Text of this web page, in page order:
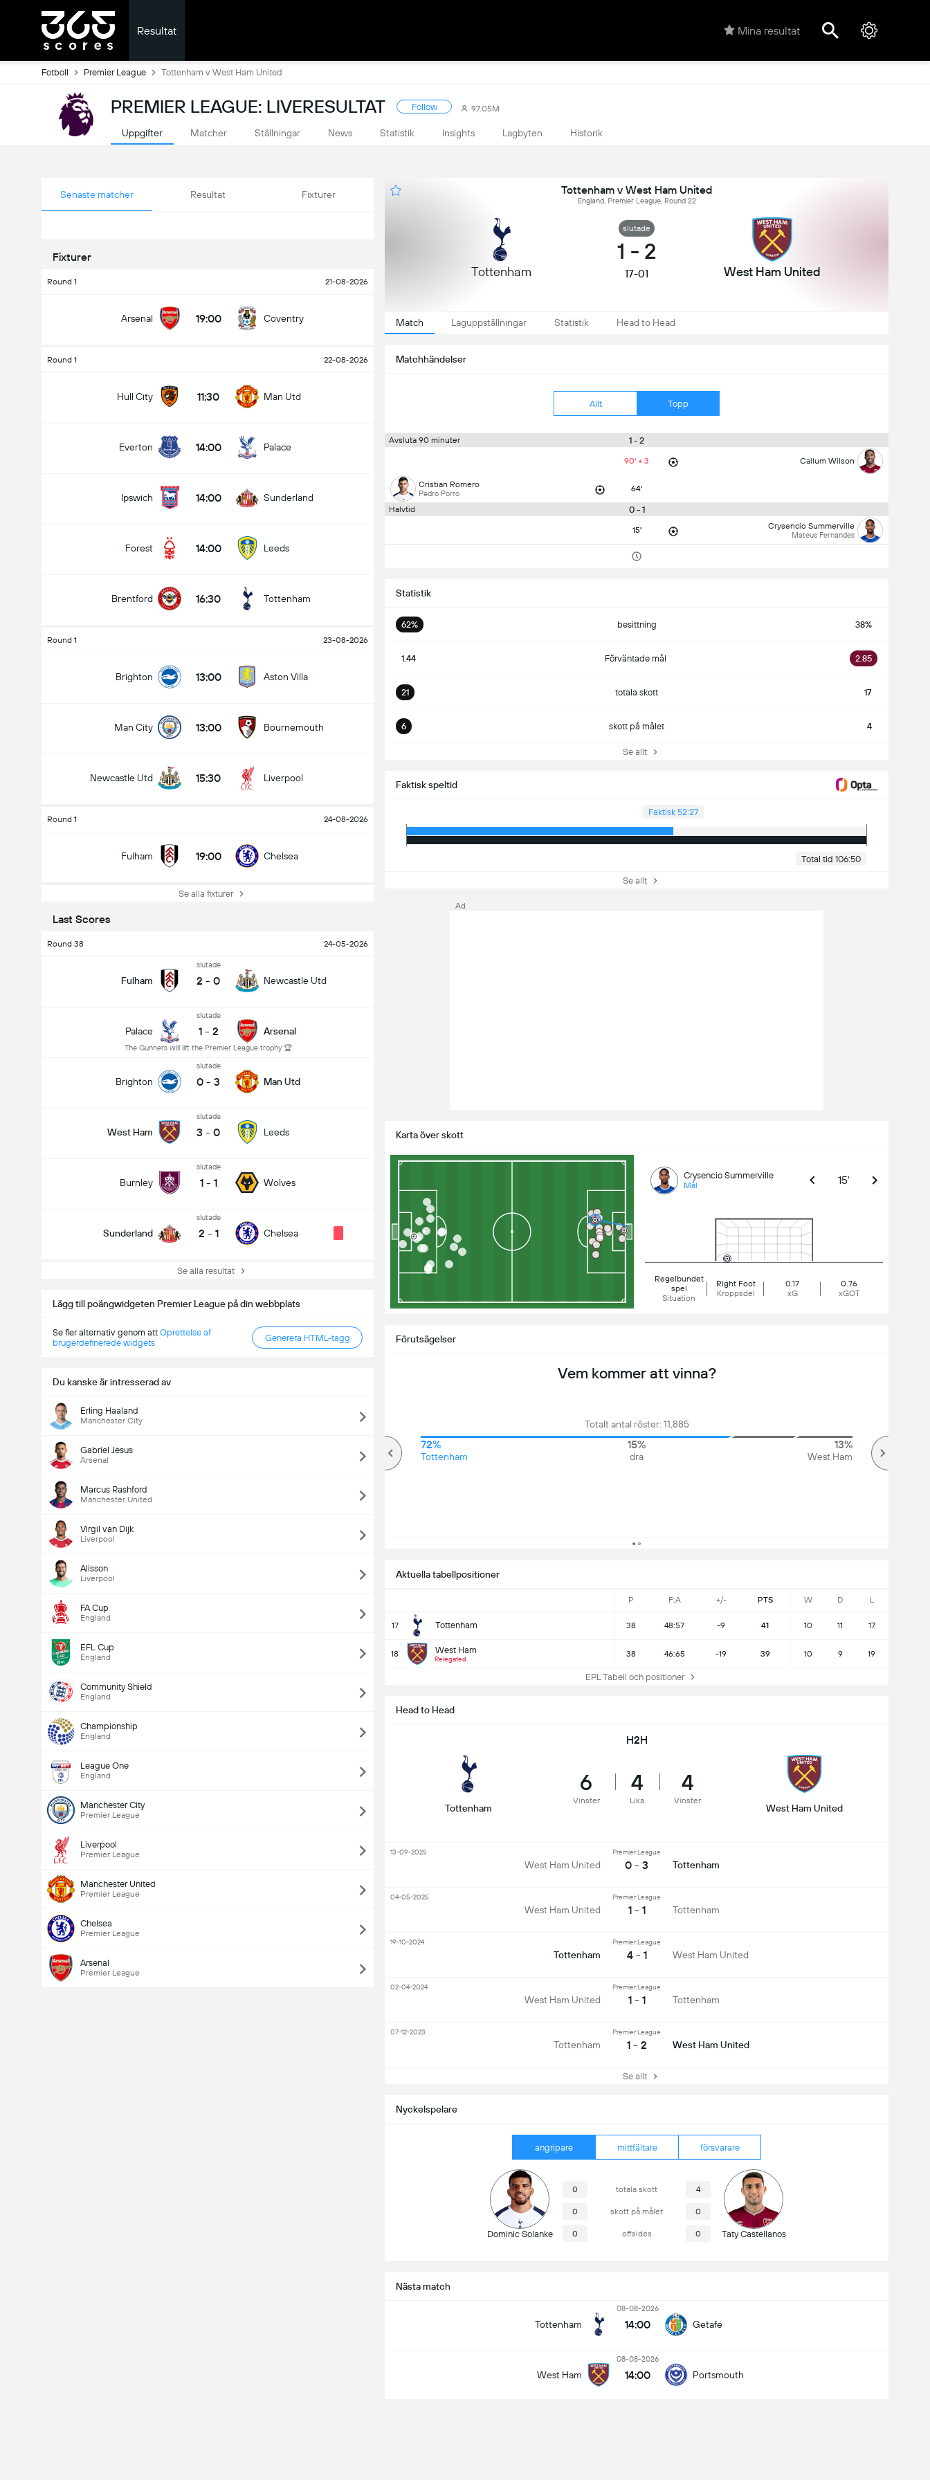
Resultat Mina resultat
Fotboll Premier League Tottenham v West Ham United
PREMIER LEAGUE: LIVERESULTAT Follow 97.05M
Uppgifter Matcher Ställningar News Statistik Insights Lagbyten Historik
Senaste matcher Resultat Fixturer
Fixturer
Round 1 21-08-2026
Arsenal 19:00 Coventry
Round 1 22-08-2026
Hull City 11:30 Man Utd
Everton 14:00 Palace
Ipswich 14:00 Sunderland
Forest 14:00 Leeds
Brentford 16:30 Tottenham
Round 1 23-08-2026
Brighton 13:00 Aston Villa
Man City 13:00 Bournemouth
Newcastle Utd 15:30 Liverpool
Round 1 24-08-2026
Fulham 19:00 Chelsea
Se alla fixturer
Last Scores
Round 38 24-05-2026
Fulham
slutade
2 - 0 Newcastle Utd
Palace
slutade
1 - 2
The Gunners will lift the Premier League trophy 🏆
Arsenal
Brighton
slutade
0 - 3 Man Utd
West Ham
slutade
3 - 0 Leeds
Burnley
slutade
1 - 1 Wolves
Sunderland
slutade
2 - 1 Chelsea
Se alla resultat
Lägg till poängwidgeten Premier League på din webbplats
Se fler alternativ genom att Oprettelse af
brugerdefinerede widgets
Generera HTML-tagg
Du kanske är intresserad av
Erling Haaland
Manchester City
Gabriel Jesus
Arsenal
Marcus Rashford
Manchester United
Virgil van Dijk
Liverpool
Alisson
Liverpool
FA Cup
England
EFL Cup
England
Community Shield
England
Championship
England
League One
England
Manchester City
Premier League
Liverpool
Premier League
Manchester United
Premier League
Chelsea
Premier League
Arsenal
Premier League
Tottenham v West Ham United
England, Premier League, Round 22
Tottenham
slutade
1 - 2
17-01 West Ham United
Match Laguppställningar Statistik Head to Head
Matchhändelser
Allt Topp
Avsluta 90 minuter 1 - 2
90' + 3 Callum Wilson
Cristian Romero
Pedro Porro 64'
Halvtid 0 - 1
15' Crysencio Summerville
Mateus Fernandes
Nästa match
Tottenham
08-08-2026
14:00 Getafe
West Ham
08-08-2026
14:00 Portsmouth
Nyckelspelare
angripare mittfältare försvarare
Dominic Solanke
0 totala skott 4
0 skott på målet 0
0 offsides 0 Taty Castellanos
Statistik
62% besittning 38%
1.44 Förväntade mål 2.85
21 totala skott 17
6 skott på målet 4
Se allt
Faktisk speltid
Faktisk 52:27
Total tid 106:50
Se allt
Karta över skott
Crysencio Summerville
Mål 15'
Regelbundet
spel
Situation
Right Foot
Kroppsdel
0.17
xG
0.76
xGOT
Aktuella tabellpositioner
P F:A +/- PTS W D L
17 Tottenham 38 48:57 -9 41 10 11 17
18 West Ham
Relegated
38 46:65 -19 39 10 9 19
EPL Tabell och positioner
Förutsägelser
Vem kommer att vinna?
Totalt antal röster: 11,885
72%
Tottenham
15%
dra
13%
West Ham
Totalt antal röster: 1,017
Head to Head
H2H
Tottenham
6
Vinster
4
Lika
4
Vinster
West Ham United
West Ham United
Premier League
0 - 3 Tottenham
13-09-2025
West Ham United
Premier League
1 - 1 Tottenham
04-05-2025
Tottenham
Premier League
4 - 1 West Ham United
19-10-2024
West Ham United
Premier League
1 - 1 Tottenham
02-04-2024
Tottenham
Premier League
1 - 2 West Ham United
07-12-2023
Se allt
Ad